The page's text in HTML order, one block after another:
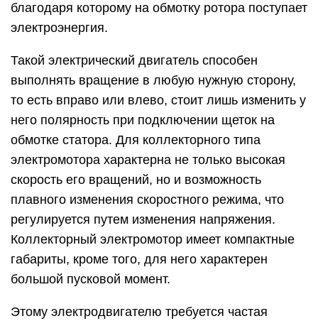
благодаря которому на обмотку ротора поступает
электроэнергия.
Такой электрический двигатель способен
выполнять вращение в любую нужную сторону,
то есть вправо или влево, стоит лишь изменить у
него полярность при подключении щеток на
обмотке статора. Для коллекторного типа
электромотора характерна не только высокая
скорость его вращений, но и возможность
плавного изменения скоростного режима, что
регулируется путем изменения напряжения.
Коллекторный электромотор имеет компактные
габариты, кроме того, для него характерен
большой пусковой момент.
Этому электродвигателю требуется частая